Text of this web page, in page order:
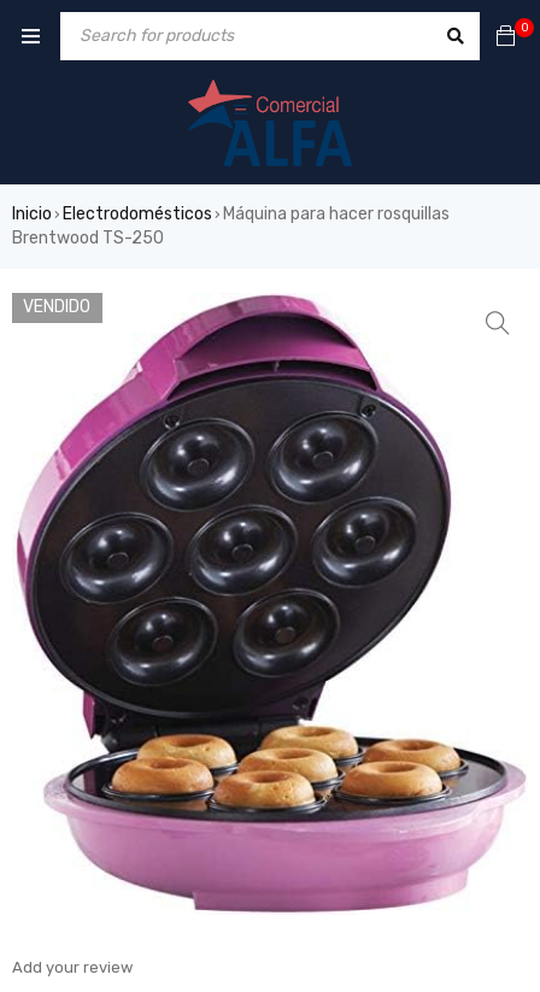
0
Inicio › Electrodomésticos › Máquina para hacer rosquillas
Brentwood TS-250
VENDIDO
Add your review